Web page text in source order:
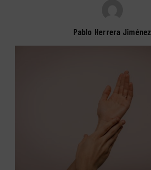
Pablo Herrera Jiménez